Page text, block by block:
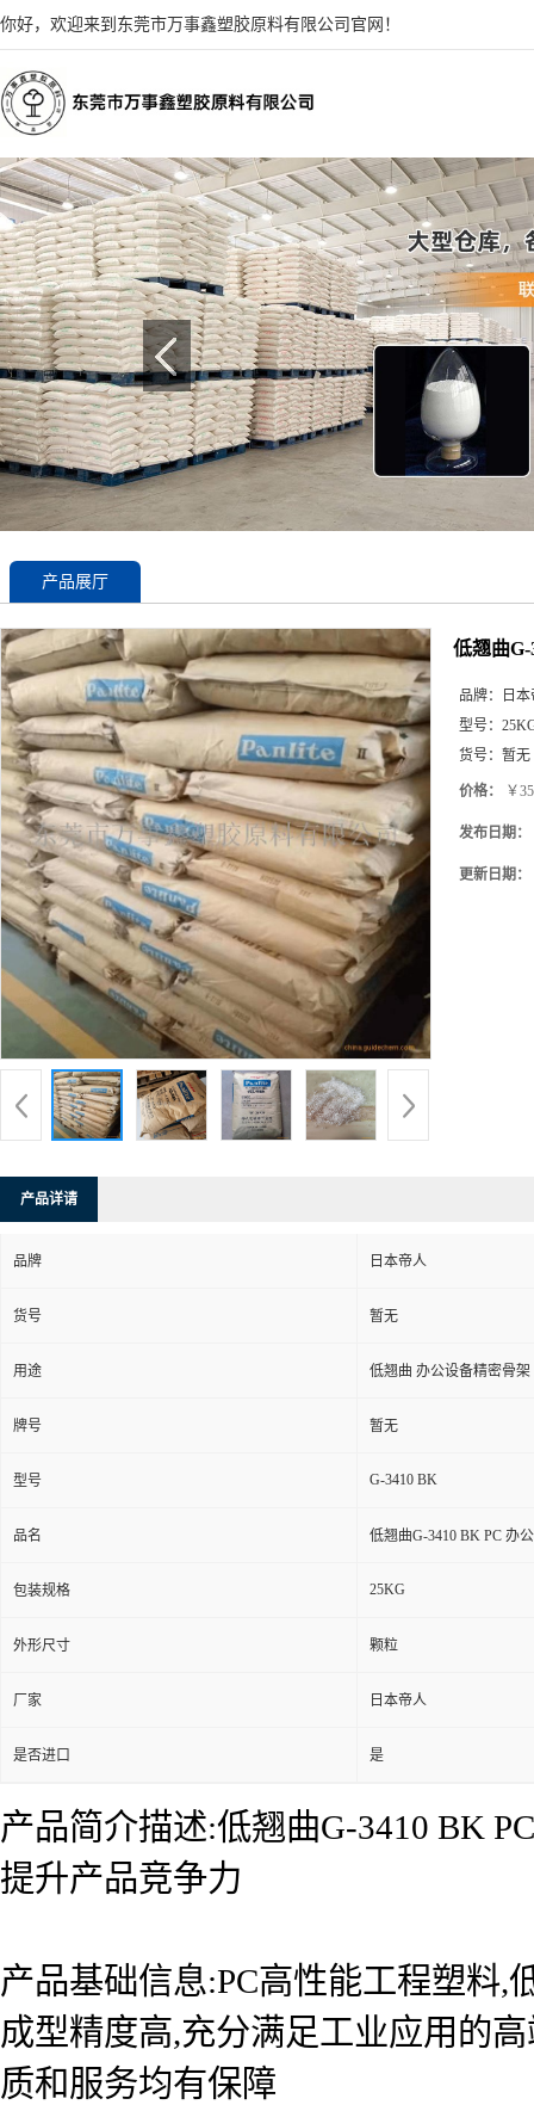
你好，欢迎来到东莞市万事鑫塑胶原料有限公司官网！
产品展厅
低翘曲
品牌：
日
型号：
货号： 暂无
价格： ￥
发布日期：
更新日期：
产品详请
品牌 日本帝人
货号 暂无
用途 低翘曲 办公设备精密骨架
牌号 暂无
型号 G-3410 BK
品名 低翘曲G-3410 BK PC 办
包装规格 25KG
外形尺寸 颗粒
厂家 日本帝人
是否进口 是
产品简介描述:低翘曲G-3410 BK
提升产品竞争力
产品基础信息:PC高性能工程塑料,
成型精度高,充分满足工业应用的
质和服务均有保障